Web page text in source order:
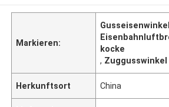
Markieren:
kocke
, Zuggusswinkel
Herkunftsort China